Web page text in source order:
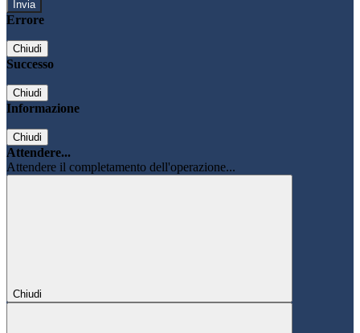
Errore
Chiudi
Successo
Chiudi
Informazione
Chiudi
Attendere...
Attendere il completamento dell'operazione...
Chiudi